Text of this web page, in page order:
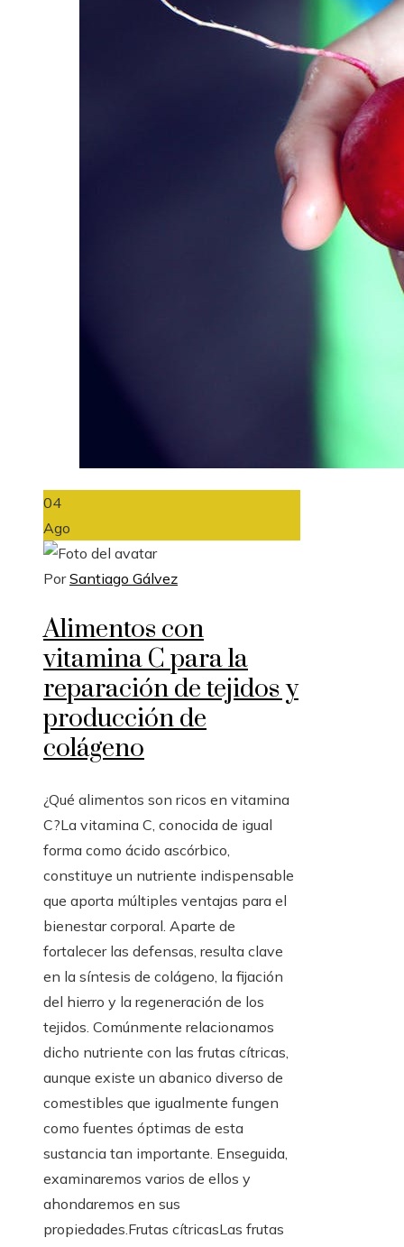
04
Ago
PorSantiago Gálvez
Alimentos con
vitamina C para la
reparación de tejidos y
producción de
colágeno
¿Qué alimentos son ricos en vitamina
C?La vitamina C, conocida de igual
forma como ácido ascórbico,
constituye un nutriente indispensable
que aporta múltiples ventajas para el
bienestar corporal. Aparte de
fortalecer las defensas, resulta clave
en la síntesis de colágeno, la fijación
del hierro y la regeneración de los
tejidos. Comúnmente relacionamos
dicho nutriente con las frutas cítricas,
aunque existe un abanico diverso de
comestibles que igualmente fungen
como fuentes óptimas de esta
sustancia tan importante. Enseguida,
examinaremos varios de ellos y
ahondaremos en sus
propiedades.Frutas cítricasLas frutas